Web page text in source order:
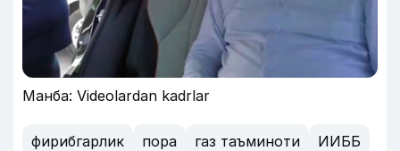
Манба: Videolardan kadrlar
фирибгарлик пора газ таъминоти
ИИББ